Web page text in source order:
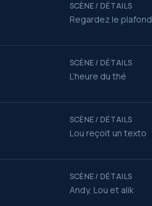
SCÈNE / DÉTAILS
Regardez le plafond
SCÈNE / DÉTAILS
L’heure du thé
SCÈNE / DÉTAILS
Lou reçoit un texto
SCÈNE / DÉTAILS
Andy, Lou et alik